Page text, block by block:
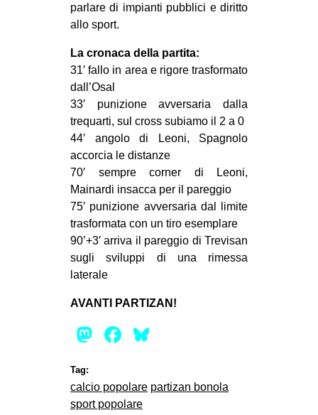
in
tw
SEARCH
parlare di impianti pubblici e diritto
allo sport.
La cronaca della partita:
31′ fallo in area e rigore trasformato
dall’Osal
33′ punizione avversaria dalla
trequarti, sul cross subiamo il 2 a 0
44′ angolo di Leoni, Spagnolo
accorcia le distanze
70′ sempre corner di Leoni,
Mainardi insacca per il pareggio
75′ punizione avversaria dal limite
trasformata con un tiro esemplare
90’+3′ arriva il pareggio di Trevisan
sugli sviluppi di una rimessa
laterale
AVANTI PARTIZAN!
Mastodon
Facebook
Tag:
calcio popolare partizan bonola
sport popolare